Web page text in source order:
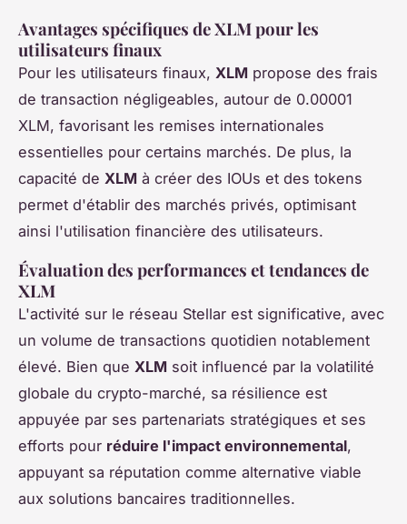
Avantages spécifiques de XLM pour les
utilisateurs finaux
Pour les utilisateurs finaux, XLM propose des frais
de transaction négligeables, autour de 0.00001
XLM, favorisant les remises internationales
essentielles pour certains marchés. De plus, la
capacité de XLM à créer des IOUs et des tokens
permet d'établir des marchés privés, optimisant
ainsi l'utilisation financière des utilisateurs.
Évaluation des performances et tendances de
XLM
L'activité sur le réseau Stellar est significative, avec
un volume de transactions quotidien notablement
élevé. Bien que XLM soit influencé par la volatilité
globale du crypto-marché, sa résilience est
appuyée par ses partenariats stratégiques et ses
efforts pour réduire l'impact environnemental,
appuyant sa réputation comme alternative viable
aux solutions bancaires traditionnelles.